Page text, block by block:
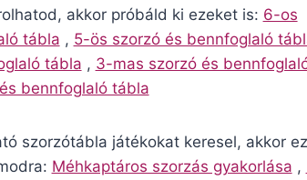
akkor próbáld ki ezeket is: 6-os
tábla , 5-ös szorzó és bennfoglaló
tábla , 3-mas szorzó és
bennfoglaló tábla
szorzótábla játékokat keresel, akkor
Méhkaptáros szorzás gyakorlása ,